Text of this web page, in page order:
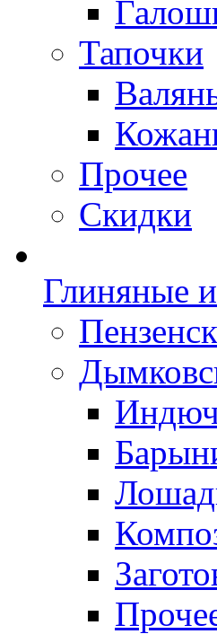
Тапочки
Прочее
Скидки
Глиняные